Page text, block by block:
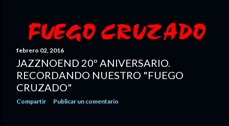
febrero 02, 2016
JAZZNOEND 20º ANIVERSARIO.
RECORDANDO NUESTRO "FUEGO
CRUZADO"
Compartir Publicar un comentario